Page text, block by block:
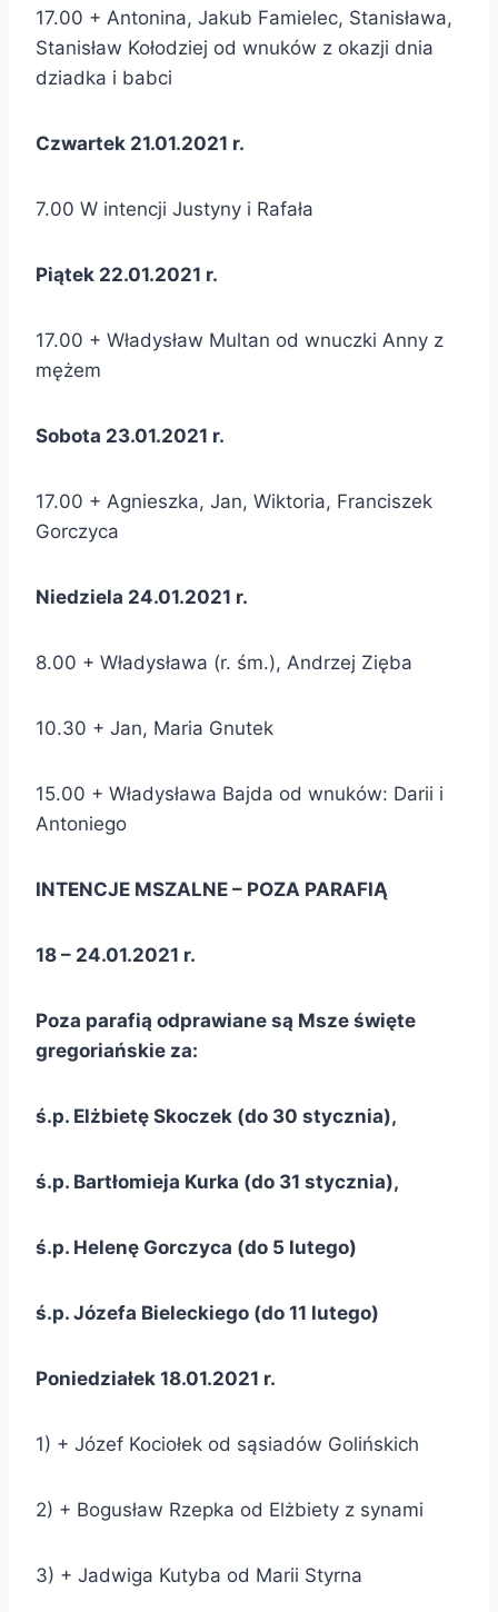
17.00 + Antonina, Jakub Famielec, Stanisława,
Stanisław Kołodziej od wnuków z okazji dnia
dziadka i babci
Czwartek 21.01.2021 r.
7.00 W intencji Justyny i Rafała
Piątek 22.01.2021 r.
17.00 + Władysław Multan od wnuczki Anny z
mężem
Sobota 23.01.2021 r.
17.00 + Agnieszka, Jan, Wiktoria, Franciszek
Gorczyca
Niedziela 24.01.2021 r.
8.00 + Władysława (r. śm.), Andrzej Zięba
10.30 + Jan, Maria Gnutek
15.00 + Władysława Bajda od wnuków: Darii i
Antoniego
INTENCJE MSZALNE – POZA PARAFIĄ
18 – 24.01.2021 r.
Poza parafią odprawiane są Msze święte
gregoriańskie za:
ś.p. Elżbietę Skoczek (do 30 stycznia),
ś.p. Bartłomieja Kurka (do 31 stycznia),
ś.p. Helenę Gorczyca (do 5 lutego)
ś.p. Józefa Bieleckiego (do 11 lutego)
Poniedziałek 18.01.2021 r.
1) + Józef Kociołek od sąsiadów Golińskich
2) + Bogusław Rzepka od Elżbiety z synami
3) + Jadwiga Kutyba od Marii Styrna